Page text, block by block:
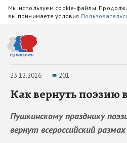
Мы используем cookie-файлы.
вы принимаете условия
23.12.2016 201
Как вернуть поэзию
Пушкинскому празднику
вернут всероссийский размах